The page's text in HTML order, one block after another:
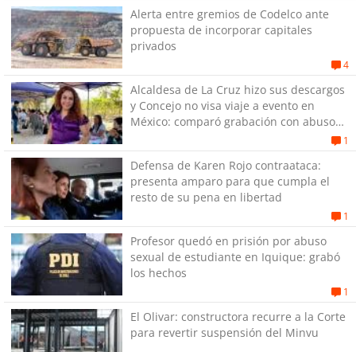
Alerta entre gremios de Codelco ante
propuesta de incorporar capitales
privados
4
Alcaldesa de La Cruz hizo sus descargos
y Concejo no visa viaje a evento en
México: comparó grabación con abuso
1
Defensa de Karen Rojo contraataca:
presenta amparo para que cumpla el
resto de su pena en libertad
1
Profesor quedó en prisión por abuso
sexual de estudiante en Iquique: grabó
los hechos
1
El Olivar: constructora recurre a la Corte
para revertir suspensión del Minvu